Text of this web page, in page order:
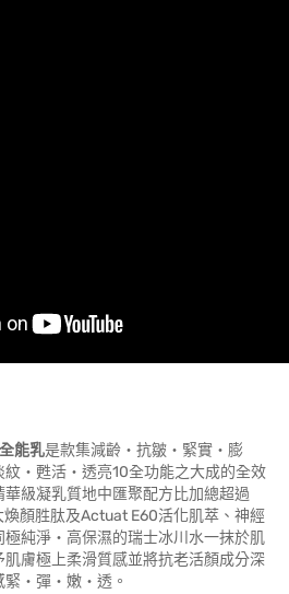
能乳是款集減齡‧抗皺‧緊實‧膨
‧甦活‧透亮10全功能之大成的全效
級凝乳質地中匯聚配方比加總超過
顏胜肽及Actuat E60活化肌萃、神經
極純淨‧高保濕的瑞士冰川水一抹於肌
膚極上柔滑質感並將抗老活顏成分深
緊‧彈‧嫩‧透。